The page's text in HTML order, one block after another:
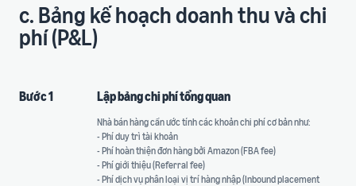
c. Bảng kế hoạch doanh thu và chi
phí (P&L)
Bước 1 Lập bảng chi phí tổng quan
Nhà bán hàng cần ước tính các khoản chi phí cơ bản như:
- Phí duy trì tài khoản
- Phí hoàn thiện đơn hàng bởi Amazon (FBA fee)
- Phí giới thiệu (Referral fee)
- Phí dịch vụ phân loại vị trí hàng nhập (Inbound placement